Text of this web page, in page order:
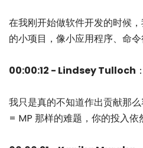
在我刚开始做软件开发的时候
的小项目，像小应用程序、命令
00:00:12 - Lindsey Tulloch ：
我只是真的不知道作出贡献那
= MP 那样的难题，你的投入依